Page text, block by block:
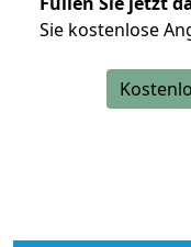
Sie kostenlose